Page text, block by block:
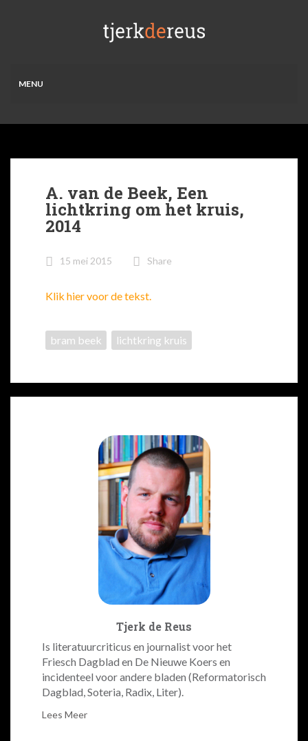
MENU
A. van de Beek, Een
lichtkring om het kruis,
2014
15 mei 2015 Share
Klik hier voor de tekst.
bram beek lichtkring kruis
Tjerk de Reus
Is literatuurcriticus en journalist voor het
Friesch Dagblad en De Nieuwe Koers en
incidenteel voor andere bladen (Reformatorisch
Dagblad, Soteria, Radix, Liter).
Lees Meer